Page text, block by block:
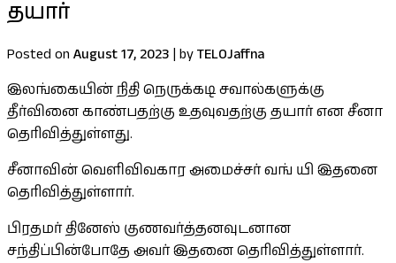
தயார்
Posted on August 17, 2023 | byTELOJaffna
இலங்கையின் நிதி நெருக்கடி சவால்களுக்கு
தீர்வினை காண்பதற்கு உதவுவதற்கு தயார் என சீனா
தெரிவித்துள்ளது.
சீனாவின் வெளிவிவகார அமைச்சர் வங் யி இதனை
தெரிவித்துள்ளார்.
பிரதமர் தினேஸ் குணவர்த்தனவுடனான
சந்திப்பின்போதே அவர் இதனை தெரிவித்துள்ளார்.